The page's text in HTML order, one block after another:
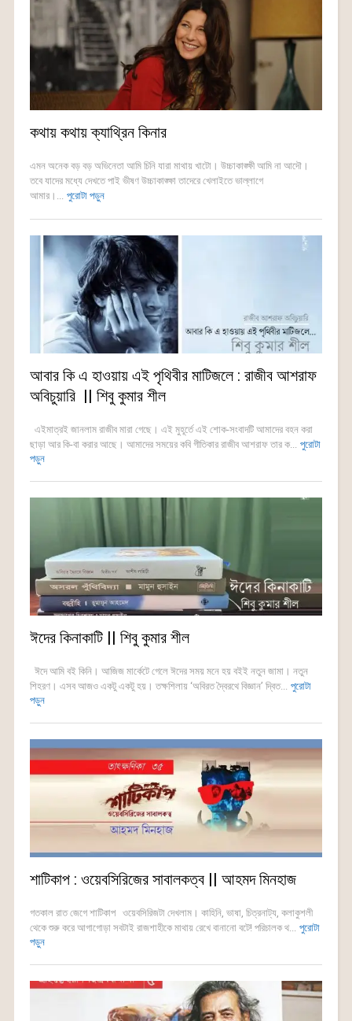
কথায় কথায় ক্যাথ্রিন কিনার
এমন অনেক বড় বড় অভিনেতা আমি চিনি যারা মাথায় খাটো। উচ্চাকাঙ্ক্ষী আমি না আদৌ।
তবে যাদের মধ্যে দেখতে পাই ভীষণ উচ্চাকাঙ্ক্ষা তাদেরে খেলাইতে ভাল্লাগে
আমার।... পুরোটা পড়ুন
আবার কি এ হাওয়ায় এই পৃথিবীর মাটিজলে : রাজীব আশরাফ
অবিচুয়ারি || শিবু কুমার শীল
এইমাত্রই জানলাম রাজীব মারা গেছে। এই মুহূর্তে এই শোক-সংবাদটি আমাদের বহন করা
ছাড়া আর কি-বা করার আছে। আমাদের সময়ের কবি গীতিকার রাজীব আশরাফ তার ক... পুরোটা
পড়ুন
ঈদের কিনাকাটি || শিবু কুমার শীল
ঈদে আমি বই কিনি। আজিজ মার্কেটে গেলে ঈদের সময় মনে হয় বইই নতুন জামা। নতুন
শিহরণ। এসব আজও একটু একটু হয়। তক্ষশিলায় ‘অবিরত দ্বৈরথে বিজ্ঞান’ দ্বিত... পুরোটা
পড়ুন
শাটিকাপ : ওয়েবসিরিজের সাবালকত্ব || আহমদ মিনহাজ
গতকাল রাত জেগে শাটিকাপ ওয়েবসিরিজটা দেখলাম। কাহিনি, ভাষা, চিত্রনাট্য, কলাকুশলী
থেকে শুরু করে আগাগোড়া সবটাই রাজশাহীকে মাথায় রেখে বানানো বটে! পরিচালক থ... পুরোটা
পড়ুন